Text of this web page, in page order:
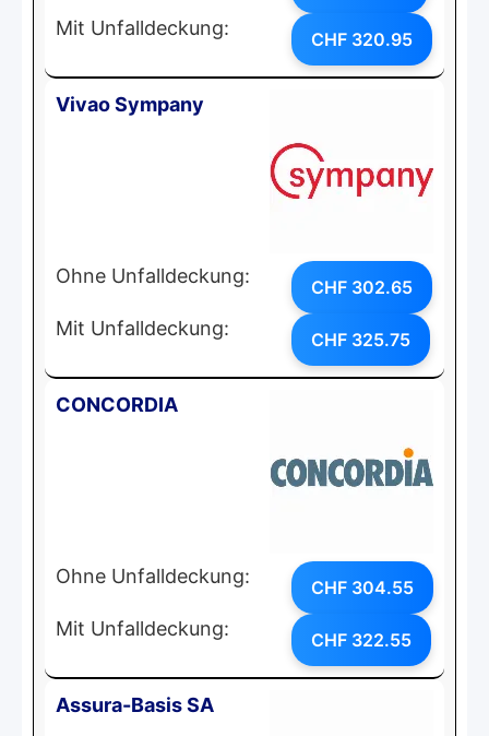
Mit Unfalldeckung: CHF 320.95
Vivao Sympany
Ohne Unfalldeckung: CHF 302.65
Mit Unfalldeckung: CHF 325.75
CONCORDIA
Ohne Unfalldeckung: CHF 304.55
Mit Unfalldeckung: CHF 322.55
Assura-Basis SA